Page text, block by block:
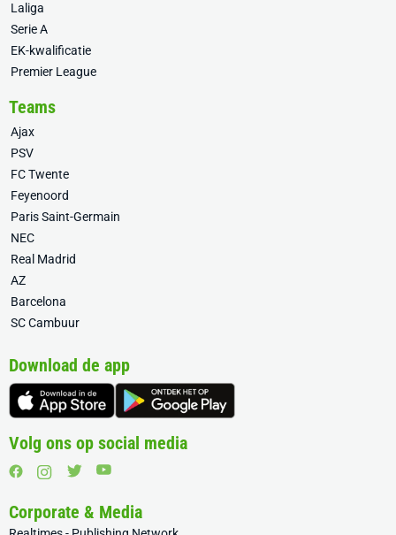
Laliga
Serie A
EK-kwalificatie
Premier League
Teams
Ajax
PSV
FC Twente
Feyenoord
Paris Saint-Germain
NEC
Real Madrid
AZ
Barcelona
SC Cambuur
Download de app
Volg ons op social media
Corporate & Media